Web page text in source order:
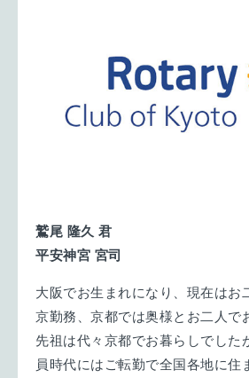
鷲尾 隆久 君
平安神宮 宮司
大阪でお生まれになり、現在はお
京勤務、京都では奥様とお二人で
先祖は代々京都でお暮らしでした
員時代にはご転勤で全国各地に住